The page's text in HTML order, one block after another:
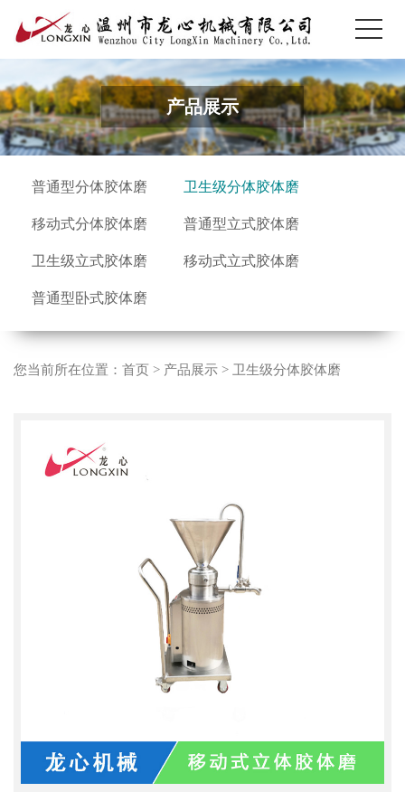
产品展示
普通型分体胶体磨 卫生级分体胶体磨
移动式分体胶体磨 普通型立式胶体磨
卫生级立式胶体磨 移动式立式胶体磨
普通型卧式胶体磨
您当前所在位置： 首页 > 产品展示 > 卫生级分体胶体磨